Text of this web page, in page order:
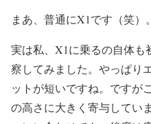
まあ、普通にX1です（笑）
実は私、X1に乗るの自体も
察してみました。やっぱり
ットが短いですね。ですが
の高さに大きく寄与してい